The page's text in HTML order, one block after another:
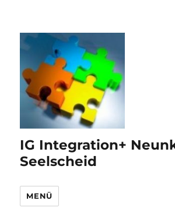
IG Integration+
Seelscheid
MENÜ